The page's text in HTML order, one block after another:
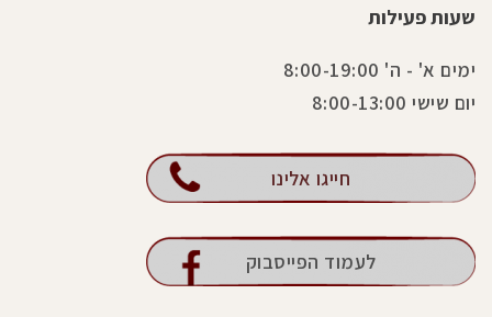
שעות פעילות
ימים א' - ה' 8:00-19:00
יום שישי 8:00-13:00
חייגו אלינו
לעמוד הפייסבוק